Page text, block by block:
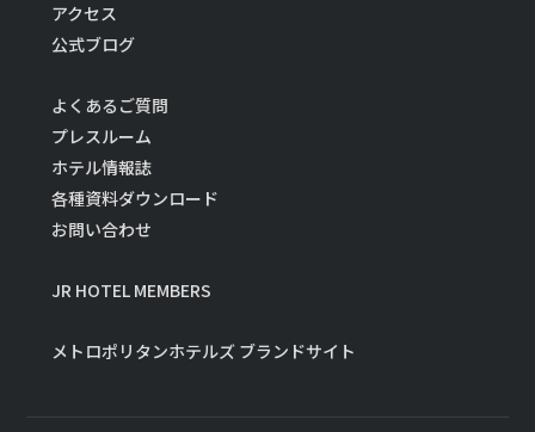
アクセス
公式ブログ
よくあるご質問
プレスルーム
ホテル情報誌
各種資料ダウンロード
お問い合わせ
JR HOTEL MEMBERS
メトロポリタンホテルズ ブランドサイト